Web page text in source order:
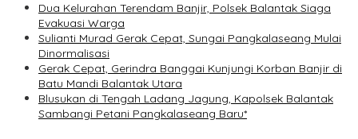
Dua Kelurahan Terendam Banjir, Polsek Balantak Siaga
Evakuasi Warga
Sulianti Murad Gerak Cepat, Sungai Pangkalaseang Mulai
Dinormalisasi
Gerak Cepat, Gerindra Banggai Kunjungi Korban Banjir di
Batu Mandi Balantak Utara
Blusukan di Tengah Ladang Jagung, Kapolsek Balantak
Sambangi Petani Pangkalaseang Baru*